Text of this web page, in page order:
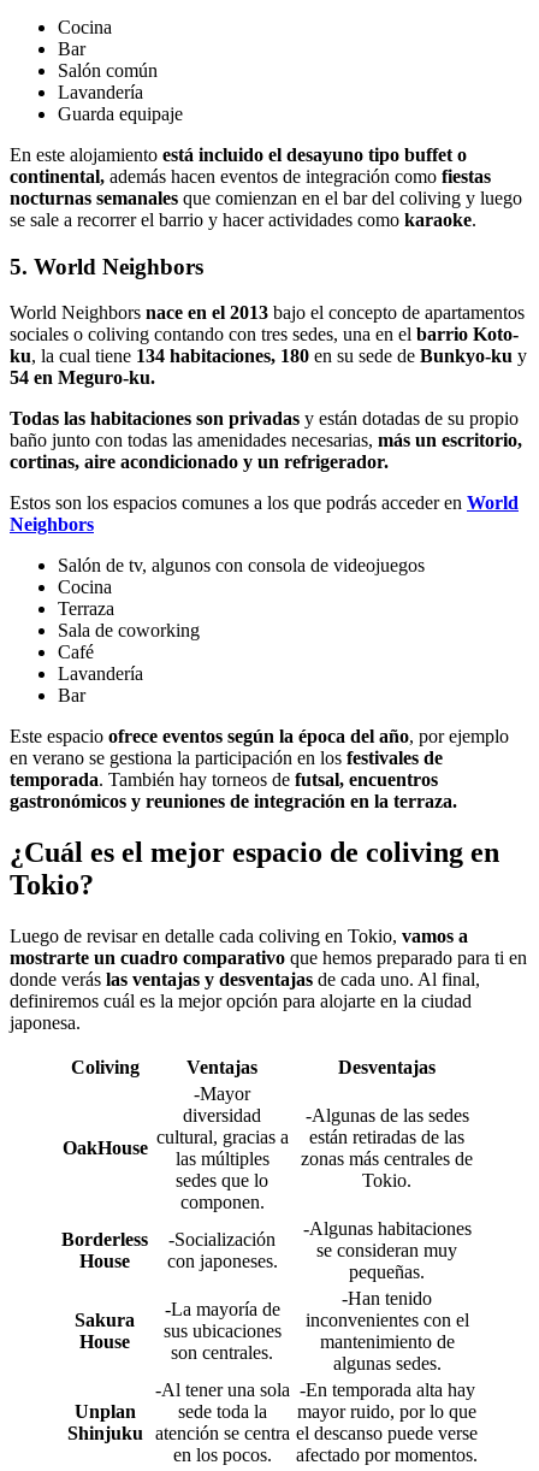
Cocina
Bar
Salón común
Lavandería
Guarda equipaje
En este alojamiento está incluido el desayuno tipo buffet o
continental, además hacen eventos de integración como fiestas
nocturnas semanales que comienzan en el bar del coliving y luego
se sale a recorrer el barrio y hacer actividades como karaoke.
5. World Neighbors
World Neighbors nace en el 2013 bajo el concepto de apartamentos
sociales o coliving contando con tres sedes, una en el barrio Koto-
ku, la cual tiene 134 habitaciones, 180 en su sede de Bunkyo-ku y
54 en Meguro-ku.
Todas las habitaciones son privadas y están dotadas de su propio
baño junto con todas las amenidades necesarias, más un escritorio,
cortinas, aire acondicionado y un refrigerador.
Estos son los espacios comunes a los que podrás acceder en World
Neighbors
Salón de tv, algunos con consola de videojuegos
Cocina
Terraza
Sala de coworking
Café
Lavandería
Bar
Este espacio ofrece eventos según la época del año, por ejemplo
en verano se gestiona la participación en los festivales de
temporada. También hay torneos de futsal, encuentros
gastronómicos y reuniones de integración en la terraza.
¿Cuál es el mejor espacio de coliving en
Tokio?
Luego de revisar en detalle cada coliving en Tokio, vamos a
mostrarte un cuadro comparativo que hemos preparado para ti en
donde verás las ventajas y desventajas de cada uno. Al final,
definiremos cuál es la mejor opción para alojarte en la ciudad
japonesa.
Coliving Ventajas Desventajas
OakHouse
-Mayor
diversidad
cultural, gracias a
las múltiples
sedes que lo
componen.
-Algunas de las sedes
están retiradas de las
zonas más centrales de
Tokio.
Borderless
House
-Socialización
con japoneses.
-Algunas habitaciones
se consideran muy
pequeñas.
Sakura
House
-La mayoría de
sus ubicaciones
son centrales.
-Han tenido
inconvenientes con el
mantenimiento de
algunas sedes.
Unplan
Shinjuku
-Al tener una sola
sede toda la
atención se centra
en los pocos.
-En temporada alta hay
mayor ruido, por lo que
el descanso puede verse
afectado por momentos.